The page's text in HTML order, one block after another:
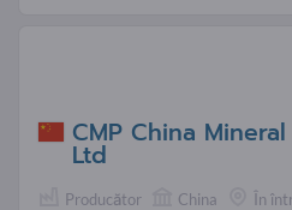
CMP China
Ltd
Producător China În